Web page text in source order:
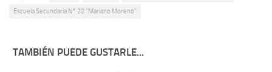
Escuela Secundaria N° 22 "Mariano Moreno"
TAMBIÉN PUEDE GUSTARLE...